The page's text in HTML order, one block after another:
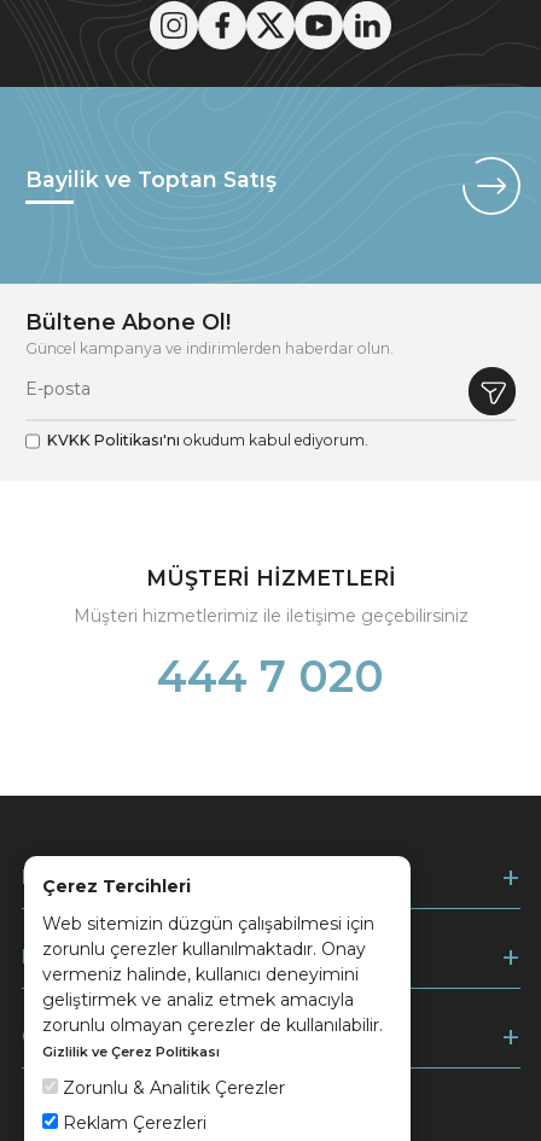
Çerez Tercihleri
Web sitemizin düzgün çalışabilmesi için
zorunlu çerezler kullanılmaktadır. Onay
vermeniz halinde, kullanıcı deneyimini
geliştirmek ve analiz etmek amacıyla
zorunlu olmayan çerezler de kullanılabilir.
Gizlilik ve Çerez Politikası
Zorunlu & Analitik Çerezler
Reklam Çerezleri
Bayilik ve Toptan Satış
Bültene Abone Ol!
Güncel kampanya ve indirimlerden haberdar olun.
KVKK Politikası'nı okudum kabul ediyorum.
MÜŞTERİ HİZMETLERİ
Müşteri hizmetlerimiz ile iletişime geçebilirsiniz
444 7 020
Kurumsal
Müşteri Hizmetleri
Ödeme